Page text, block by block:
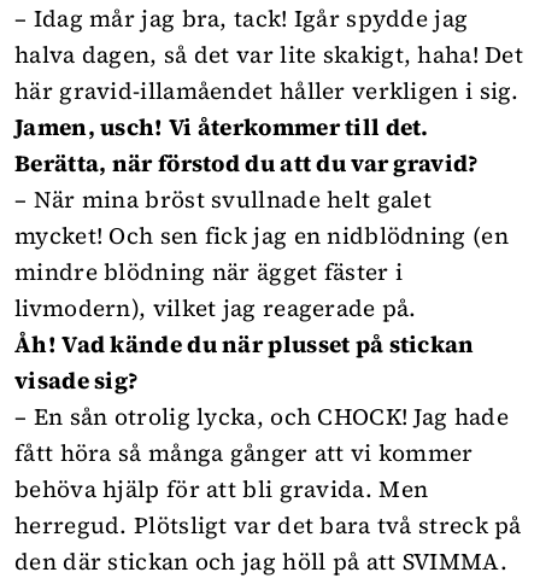
– Idag mår jag bra, tack! Igår spydde jag
halva dagen, så det var lite skakigt, haha! Det
här gravid-illamåendet håller verkligen i sig.
Jamen, usch! Vi återkommer till det.
Berätta, när förstod du att du var gravid?
– När mina bröst svullnade helt galet
mycket! Och sen fick jag en nidblödning (en
mindre blödning när ägget fäster i
livmodern), vilket jag reagerade på.
Åh! Vad kände du när plusset på stickan
visade sig?
– En sån otrolig lycka, och CHOCK! Jag hade
fått höra så många gånger att vi kommer
behöva hjälp för att bli gravida. Men
herregud. Plötsligt var det bara två streck på
den där stickan och jag höll på att SVIMMA.